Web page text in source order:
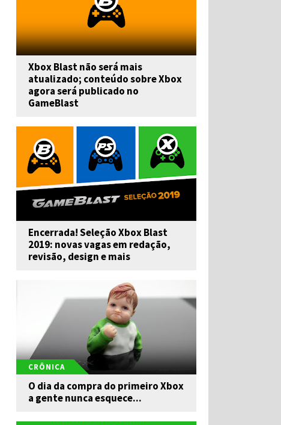
Xbox Blast não será mais
atualizado; conteúdo sobre Xbox
agora será publicado no
GameBlast
Encerrada! Seleção Xbox Blast
2019: novas vagas em redação,
revisão, design e mais
CRÔNICA
O dia da compra do primeiro Xbox
a gente nunca esquece...